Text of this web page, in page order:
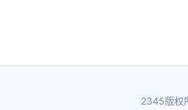
2345版权